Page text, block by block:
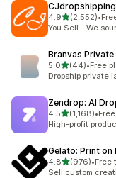
4.9별 5개 중
(2,552)
총 리뷰 2552개
•
You Sell - We
Branvas
5.0별 5개 중
(44)
총 리뷰 44개
•Free
Dropship private
Zendrop: AI
4.5별 5개 중
(1,168)
총 리뷰 1168개
•
High-profit
Gelato: Print on
4.8별 5개 중
(976)
총 리뷰 976개
•Free
Sell custom